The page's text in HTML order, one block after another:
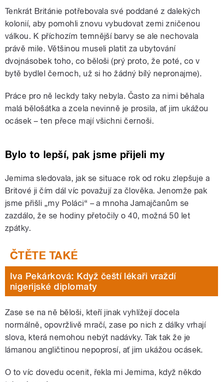
Tenkrát Británie potřebovala své poddané z dalekých
kolonií, aby pomohli znovu vybudovat zemi zničenou
válkou. K příchozím temnější barvy se ale nechovala
právě mile. Většinou museli platit za ubytování
dvojnásobek toho, co běloši (prý proto, že poté, co v
bytě bydlel černoch, už si ho žádný bílý nepronajme).
Práce pro ně leckdy taky nebyla. Často za nimi běhala
malá bělošátka a zcela nevinně je prosila, ať jim ukážou
ocásek – ten přece mají všichni černoši.
Bylo to lepší, pak jsme přijeli my
Jemima sledovala, jak se situace rok od roku zlepšuje a
Britové ji čím dál víc považují za člověka. Jenomže pak
jsme přišli „my Poláci“ – a mnoha Jamajčanům se
zazdálo, že se hodiny přetočily o 40, možná 50 let
zpátky.
Iva Pekárková: Když čeští lékaři vraždí
nigerijské diplomaty
Zase se na ně běloši, kteří jinak vyhlížejí docela
normálně, opovržlivě mračí, zase po nich z dálky vrhají
slova, která nemohou nebýt nadávky. Tak tak že je
lámanou angličtinou nepoprosí, ať jim ukážou ocásek.
O to víc dovedu ocenit, řekla mi Jemima, když někdo